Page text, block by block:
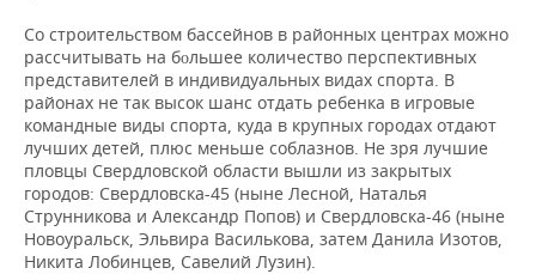
Со строительством бассейнов в районных центрах можно
рассчитывать на большее количество перспективных
представителей в индивидуальных видах спорта. В
районах не так высок шанс отдать ребенка в игровые
командные виды спорта, куда в крупных городах отдают
лучших детей, плюс меньше соблазнов. Не зря лучшие
пловцы Свердловской области вышли из закрытых
городов: Свердловска-45 (ныне Лесной, Наталья
Струнникова и Александр Попов) и Свердловска-46 (ныне
Новоуральск, Эльвира Василькова, затем Данила Изотов,
Никита Лобинцев, Савелий Лузин).